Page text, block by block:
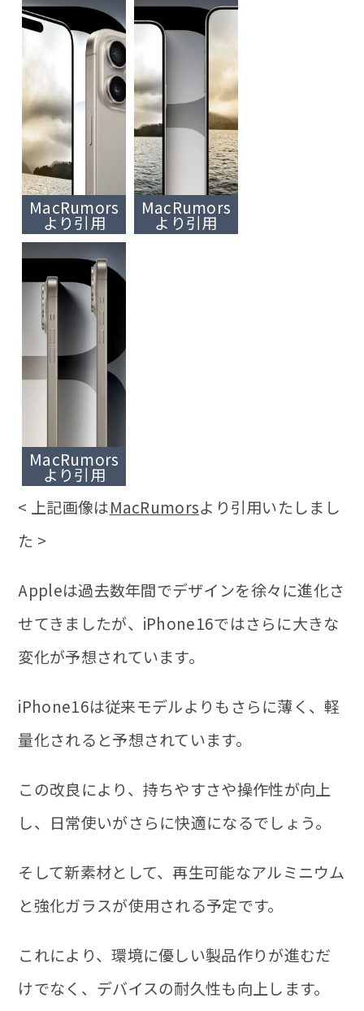
MacRumors
より引用
MacRumors
より引用
MacRumors
より引用
< 上記画像はMacRumorsより引用いたしまし
た >
Appleは過去数年間でデザインを徐々に進化さ
せてきましたが、iPhone16ではさらに大きな
変化が予想されています。
iPhone16は従来モデルよりもさらに薄く、軽
量化されると予想されています。
この改良により、持ちやすさや操作性が向上
し、日常使いがさらに快適になるでしょう。
そして新素材として、再生可能なアルミニウム
と強化ガラスが使用される予定です。
これにより、環境に優しい製品作りが進むだ
けでなく、デバイスの耐久性も向上します。